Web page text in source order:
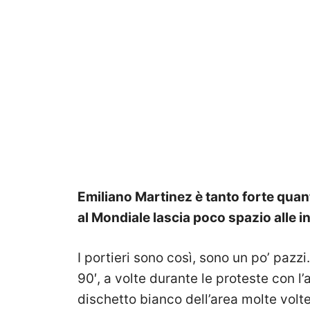
Emiliano Martinez è tanto forte
al Mondiale lascia poco spazio alle
I portieri sono così, sono un po’
90′, a volte durante le proteste con
dischetto bianco dell’area molte